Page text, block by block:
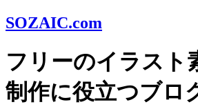
SOZAIC.com
フリーのイラスト
制作に役立つブロ